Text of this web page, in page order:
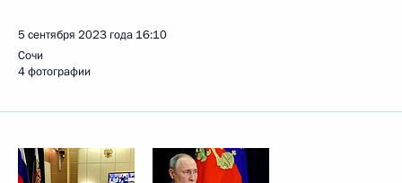
5 сентября 2023 года 16:10
Сочи
4 фотографии